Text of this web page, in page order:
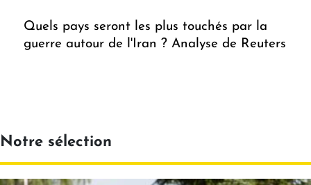
Quels pays seront les plus touchés par la
guerre autour de l'Iran ? Analyse de Reuters
Notre sélection